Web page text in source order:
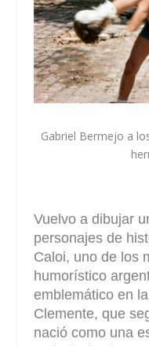
Gabriel Bermejo a
Vuelvo a dibujar
personajes de
Caloi, uno de los
humorístico
emblemático en
Clemente, que
nació como una